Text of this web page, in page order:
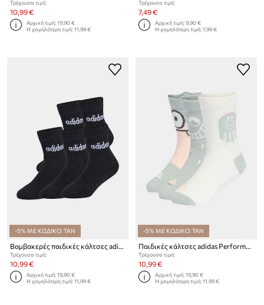
Τρέχουσα τιμή:
10,99 €
Αρχική τιμή:19,90 €
Η χαμηλότερη τιμή:11,99 €
Τρέχουσα τιμή:
7,49 €
Αρχική τιμή:9,90 €
Η χαμηλότερη τιμή:7,99 €
-5% ΜΕ ΚΩΔΙΚΟ: TAN
Βαμβακερές παιδικές κάλτσες adidas Performance 5-pack
Τρέχουσα τιμή:
10,99 €
Αρχική τιμή:19,90 €
Η χαμηλότερη τιμή:11,99 €
-5% ΜΕ ΚΩΔΙΚΟ: TAN
Παιδικές κάλτσες adidas Performance 3-pack
Τρέχουσα τιμή:
10,99 €
Αρχική τιμή:19,90 €
Η χαμηλότερη τιμή:11,99 €